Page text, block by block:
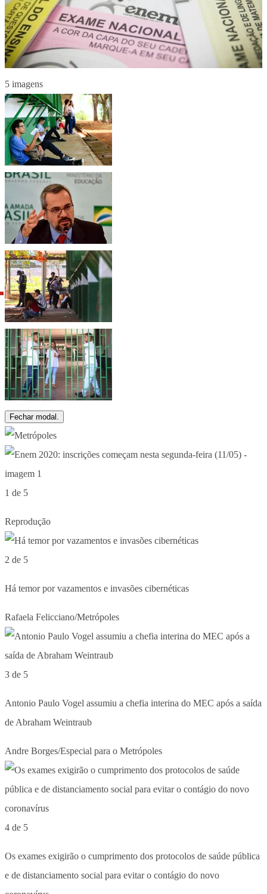
5 imagens
Fechar modal.
1 de 5
Reprodução
2 de 5
Há temor por vazamentos e invasões cibernéticas
Rafaela Felicciano/Metrópoles
3 de 5
Antonio Paulo Vogel assumiu a chefia interina do MEC após a saída
de Abraham Weintraub
Andre Borges/Especial para o Metrópoles
4 de 5
Os exames exigirão o cumprimento dos protocolos de saúde pública
e de distanciamento social para evitar o contágio do novo